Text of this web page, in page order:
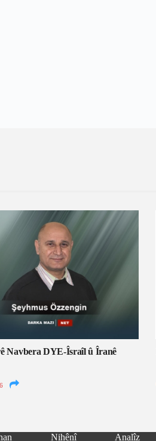
Navbera DYE-Îsraîl û Îranê
Nihênî Analîz